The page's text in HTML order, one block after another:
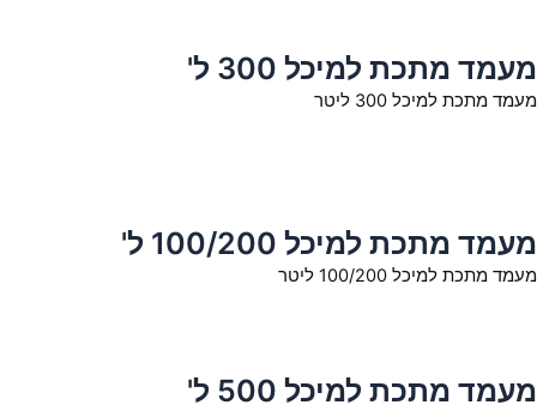
מעמד מתכת למיכל 300 ל'
מעמד מתכת למיכל 300 ליטר
מעמד מתכת למיכל 100/200 ל'
מעמד מתכת למיכל 100/200 ליטר
מעמד מתכת למיכל 500 ל'